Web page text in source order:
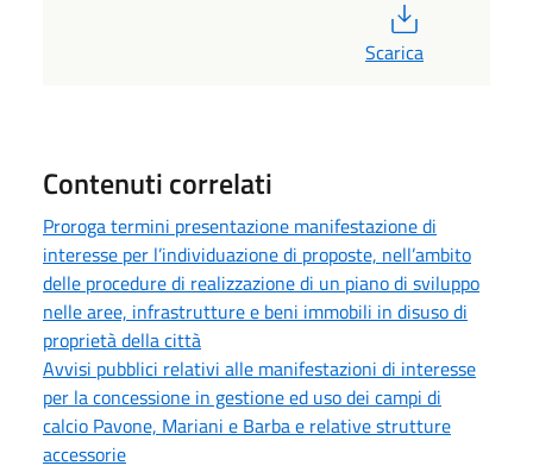
Scarica
Contenuti correlati
Proroga termini presentazione manifestazione di
interesse per l’individuazione di proposte, nell’ambito
delle procedure di realizzazione di un piano di sviluppo
nelle aree, infrastrutture e beni immobili in disuso di
proprietà della città
Avvisi pubblici relativi alle manifestazioni di interesse
per la concessione in gestione ed uso dei campi di
calcio Pavone, Mariani e Barba e relative strutture
accessorie